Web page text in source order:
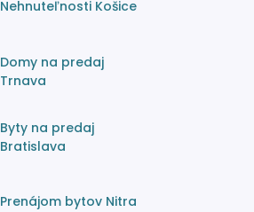
Nehnuteľnosti Košice
Domy na predaj
Trnava
Byty na predaj
Bratislava
Prenájom bytov Nitra